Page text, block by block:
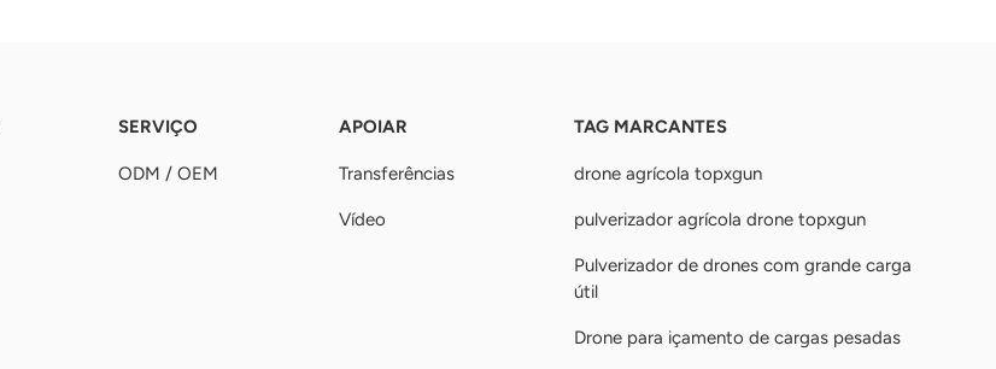
SERVIÇO
ODM / OEM
APOIAR
Transferências
Vídeo
TAG MARCANTES
drone agrícola topxgun
pulverizador agrícola drone topxgun
Pulverizador de drones com grande carga
útil
Drone para içamento de cargas pesadas